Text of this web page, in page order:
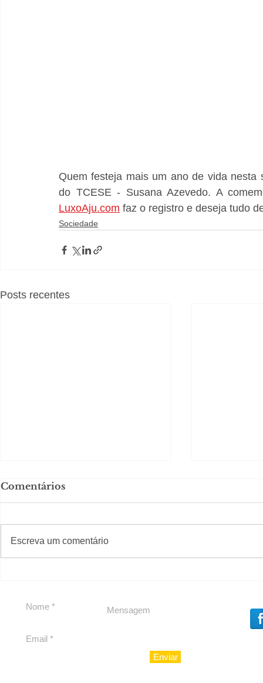
Quem festeja mais um ano de vida
LuxoAju.com faz o registro e deseja tudo
Sociedade
Posts recentes
Comentários
Escreva um comentário
#Sugestões
Enviar